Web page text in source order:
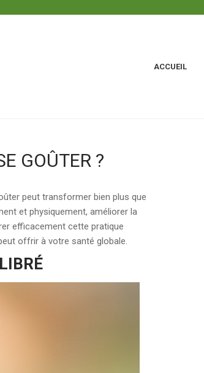
ACCUEIL
GOÛTER ?
peut transformer bien plus que
et physiquement, améliorer la
efficacement cette pratique
offrir à votre santé globale.